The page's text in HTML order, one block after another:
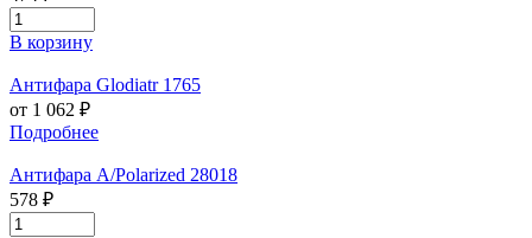
В корзину
Антифара Glodiatr 1765
от 1 062 ₽
Подробнее
Антифара А/Polarized 28018
578 ₽